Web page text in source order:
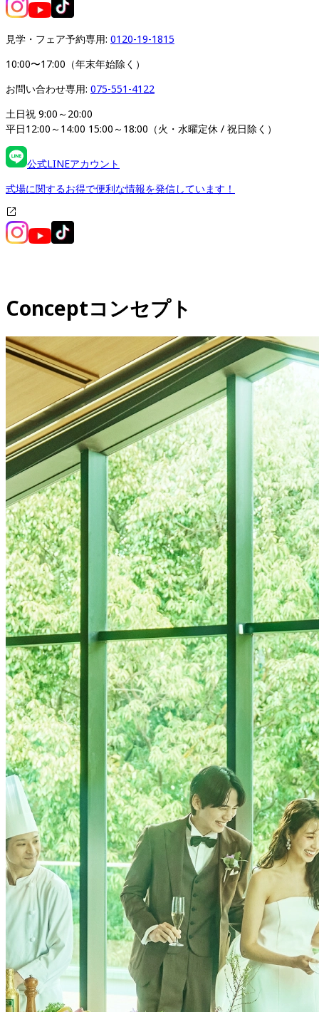
見学・フェア予約専用: 0120-19-1815
10:00〜17:00（年末年始除く）
お問い合わせ専用: 075-551-4122
土日祝 9:00～20:00
平日12:00～14:00 15:00～18:00（火・水曜定休 / 祝日除く）
公式LINEアカウント
式場に関するお得で便利な情報を発信しています！
Conceptコンセプト